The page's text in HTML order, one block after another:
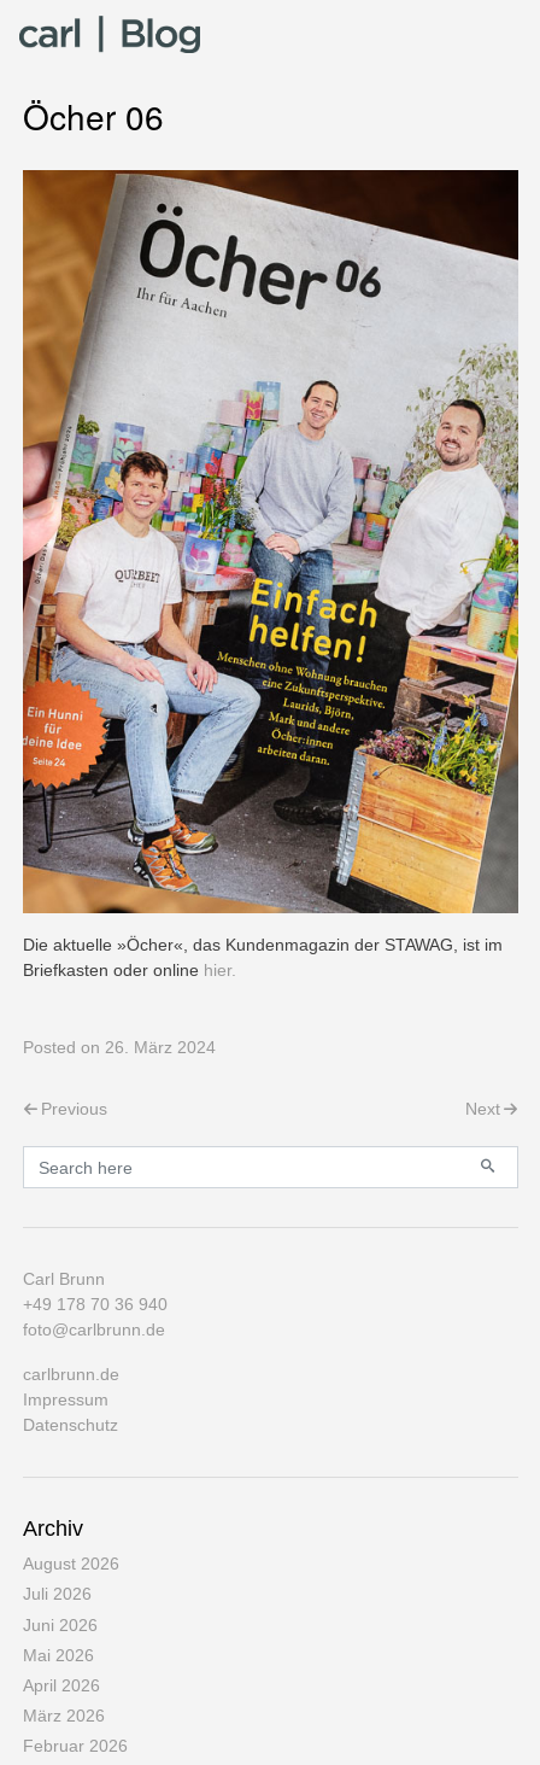
Skip to content
Öcher 06
Die aktuelle »Öcher«, das Kundenmagazin der STAWAG, ist im
Briefkasten oder online hier.
Posted on 26. März 2024
Post navigation
Previous Next
Primary
Search for:
Carl Brunn
+49 178 70 36 940
foto@carlbrunn.de
carlbrunn.de
Impressum
Datenschutz
Archiv
August 2026
Juli 2026
Juni 2026
Mai 2026
April 2026
März 2026
Februar 2026